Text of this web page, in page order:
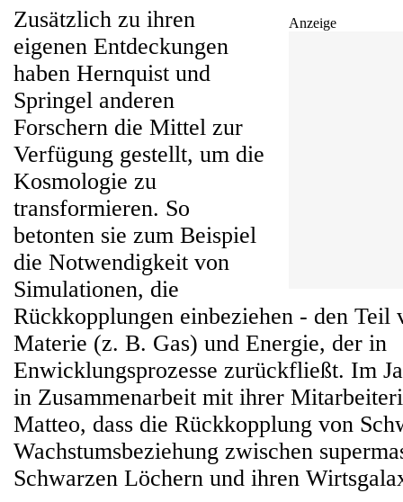
Anzeige
Zusätzlich zu ihren
eigenen Entdeckungen
haben Hernquist und
Springel anderen
Forschern die Mittel zur
Verfügung gestellt, um die
Kosmologie zu
transformieren. So
betonten sie zum Beispiel
die Notwendigkeit von
Simulationen, die
Rückkopplungen einbeziehen - den Teil
Materie (z. B. Gas) und Energie, der in
Enwicklungsprozesse zurückfließt. Im
in Zusammenarbeit mit ihrer
Matteo, dass die Rückkopplung von
Wachstumsbeziehung zwischen
Schwarzen Löchern und ihren